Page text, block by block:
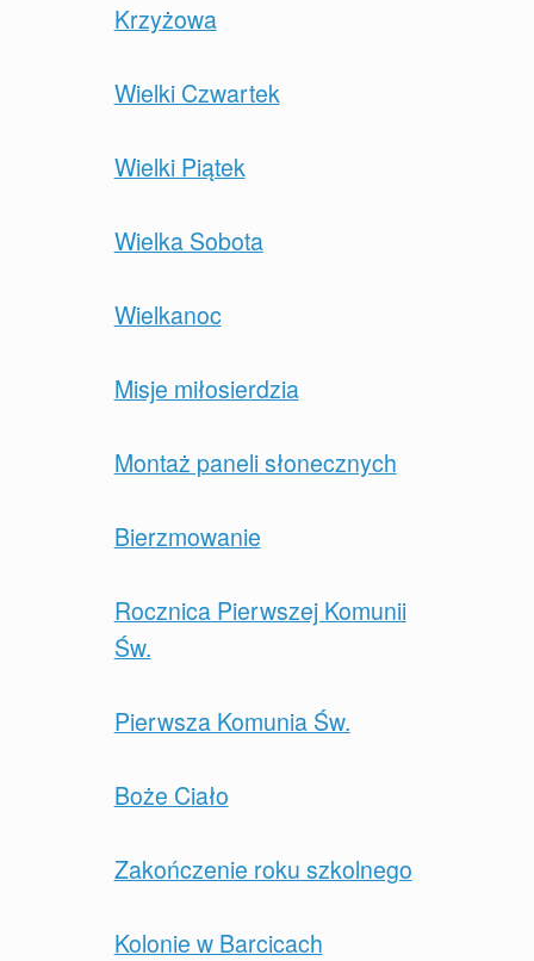
Krzyżowa
Wielki Czwartek
Wielki Piątek
Wielka Sobota
Wielkanoc
Misje miłosierdzia
Montaż paneli słonecznych
Bierzmowanie
Rocznica Pierwszej Komunii
Św.
Pierwsza Komunia Św.
Boże Ciało
Zakończenie roku szkolnego
Kolonie w Barcicach